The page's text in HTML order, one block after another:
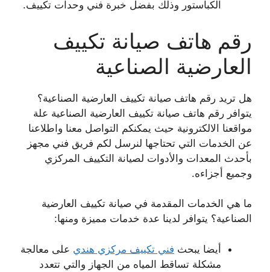
الكباستور وذلك بفضل خبرة فني وحدات تكييف.
رقم هاتف صيانة تكييف
العارضية الصناعية
هل تريد رقم هاتف صيانة تكييف العارضية الصناعية؟
يتوافر رقم هاتف صيانة تكييف العارضية الصناعية علة
مواقعنا الالكترونية حيث يمكنكم التواصل معنا واطلاعنا
عن الخدمات التي تحتاجها لنرسل لكم فريق فني مجهز
بأحدث المعدات والأدوات لصيانة التكييف المركزي
وجميع أجزاءه.
ما هي الخدمات المقدمة في صيانة تكييف العارضية
الصناعية؟ يتوافر لدينا عدة خدمات مميزة ومنها:
أيضا يبحث فني تكييف مركزي هندي على معالجة
مشكلة تساقط المياه من الجهاز والتي تتعدد